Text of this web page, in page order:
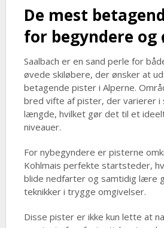
De mest
for begyndere og
Saalbach er en sand perle for
øvede skiløbere, der ønsker at
betagende pister i Alperne.
bred vifte af pister, der varierer
længde, hvilket gør det til et
niveauer.
For nybegyndere er pisterne
Kohlmais perfekte startsteder,
blide nedfarter og samtidig lære
teknikker i trygge omgivelser.
Disse pister er ikke kun lette at